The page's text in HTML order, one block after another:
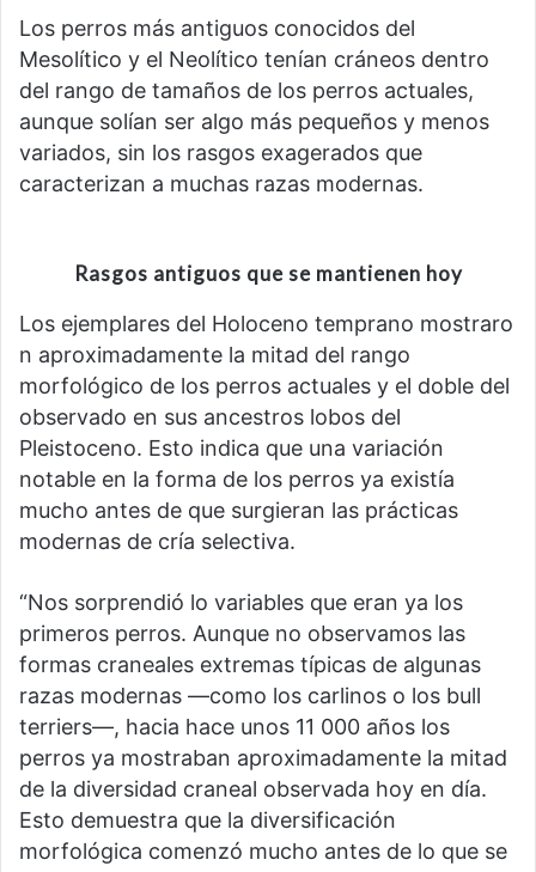
Los perros más antiguos conocidos del
Mesolítico y el Neolítico tenían cráneos dentro
del rango de tamaños de los perros actuales,
aunque solían ser algo más pequeños y menos
variados, sin los rasgos exagerados que
caracterizan a muchas razas modernas.
Rasgos antiguos que se mantienen hoy
Los ejemplares del Holoceno temprano mostraro
n aproximadamente la mitad del rango
morfológico de los perros actuales y el doble del
observado en sus ancestros lobos del
Pleistoceno. Esto indica que una variación
notable en la forma de los perros ya existía
mucho antes de que surgieran las prácticas
modernas de cría selectiva.
“Nos sorprendió lo variables que eran ya los
primeros perros. Aunque no observamos las
formas craneales extremas típicas de algunas
razas modernas —como los carlinos o los bull
terriers—, hacia hace unos 11 000 años los
perros ya mostraban aproximadamente la mitad
de la diversidad craneal observada hoy en día.
Esto demuestra que la diversificación
morfológica comenzó mucho antes de lo que se